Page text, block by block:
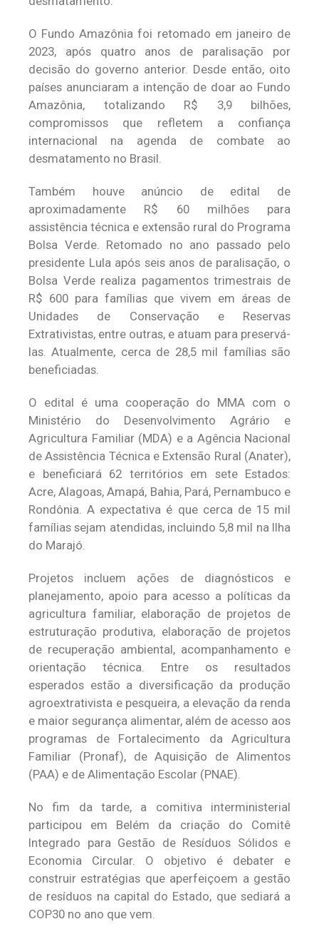
O Fundo Amazônia foi retomado em janeiro de
2023, após quatro anos de paralisação por
decisão do governo anterior. Desde então, oito
países anunciaram a intenção de doar ao Fundo
Amazônia, totalizando R$ 3,9 bilhões,
compromissos que refletem a confiança
internacional na agenda de combate ao
desmatamento no Brasil.
Também houve anúncio de edital de
aproximadamente R$ 60 milhões para
assistência técnica e extensão rural do Programa
Bolsa Verde. Retomado no ano passado pelo
presidente Lula após seis anos de paralisação, o
Bolsa Verde realiza pagamentos trimestrais de
R$ 600 para famílias que vivem em áreas de
Unidades de Conservação e Reservas
Extrativistas, entre outras, e atuam para preservá-
las. Atualmente, cerca de 28,5 mil famílias são
beneficiadas.
O edital é uma cooperação do MMA com o
Ministério do Desenvolvimento Agrário e
Agricultura Familiar (MDA) e a Agência Nacional
de Assistência Técnica e Extensão Rural (Anater),
e beneficiará 62 territórios em sete Estados:
Acre, Alagoas, Amapá, Bahia, Pará, Pernambuco e
Rondônia. A expectativa é que cerca de 15 mil
famílias sejam atendidas, incluindo 5,8 mil na Ilha
do Marajó.
Projetos incluem ações de diagnósticos e
planejamento, apoio para acesso a políticas da
agricultura familiar, elaboração de projetos de
estruturação produtiva, elaboração de projetos
de recuperação ambiental, acompanhamento e
orientação técnica. Entre os resultados
esperados estão a diversificação da produção
agroextrativista e pesqueira, a elevação da renda
e maior segurança alimentar, além de acesso aos
programas de Fortalecimento da Agricultura
Familiar (Pronaf), de Aquisição de Alimentos
(PAA) e de Alimentação Escolar (PNAE).
No fim da tarde, a comitiva interministerial
participou em Belém da criação do Comitê
Integrado para Gestão de Resíduos Sólidos e
Economia Circular. O objetivo é debater e
construir estratégias que aperfeiçoem a gestão
de resíduos na capital do Estado, que sediará a
COP30 no ano que vem.